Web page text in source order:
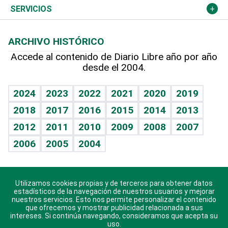
Resto del mundo
Economía personal
Podcast Arte Libre
Hablando con el pediatra
Vida y familia
Eñe
Celebrando la vida
Sin complejos
En pocas palabras
Escuchando al corazón
Economía Personal
Más deportes
Línea de hit
TBT Deportivo
Columnistas
Más firmas
Cambio climático
Opinión
Hecho en casa
Guía del dinero
SERVICIOS
Cumpleaños
Horóscopos
Crucigramas
ARCHIVO HISTÓRICO
Accede al contenido de Diario Libre año por año
desde el 2004.
2024 2023 2022 2021 2020
2019
2018
2017 2016 2015 2014
2013
2012
2011 2010 2009 2008
2007
2006
2005 2004
Descarga nuestras aplicaciones para Android, iOS y
sistema Huawei.
Utilizamos cookies propias y de terceros para obtener datos
estadísticos de la navegación de nuestros usuarios y mejorar
nuestros servicios. Esto nos permite personalizar el contenido
que ofrecemos y mostrar publicidad relacionada a sus
intereses. Si continúa navegando, consideramos que acepta su
uso.